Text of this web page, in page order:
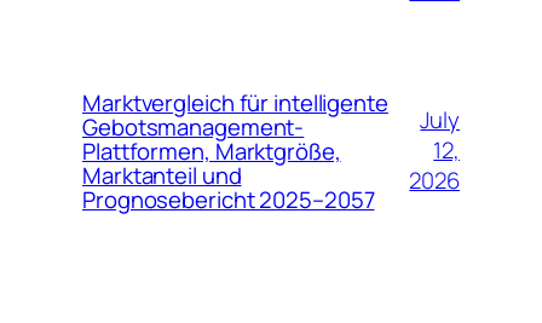
Marktvergleich für intelligente
Gebotsmanagement-
Plattformen, Marktgröße,
Marktanteil und
Prognosebericht 2025–2057
July
12,
2026